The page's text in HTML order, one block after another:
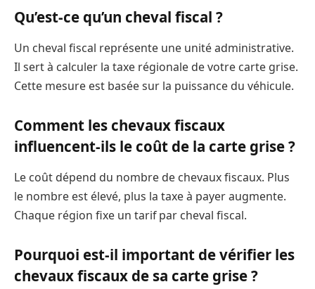
Qu’est-ce qu’un cheval fiscal ?
Un cheval fiscal représente une unité administrative.
Il sert à calculer la taxe régionale de votre carte grise.
Cette mesure est basée sur la puissance du véhicule.
Comment les chevaux fiscaux
influencent-ils le coût de la carte grise ?
Le coût dépend du nombre de chevaux fiscaux. Plus
le nombre est élevé, plus la taxe à payer augmente.
Chaque région fixe un tarif par cheval fiscal.
Pourquoi est-il important de vérifier les
chevaux fiscaux de sa carte grise ?